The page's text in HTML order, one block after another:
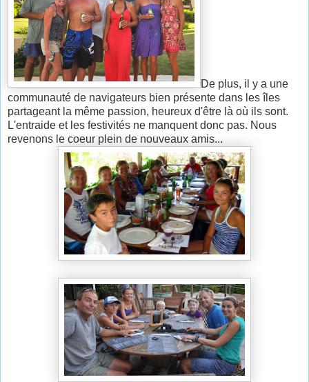
De plus, il y a une
communauté de navigateurs bien présente dans les îles
partageant la même passion, heureux d'être là où ils sont.
L'entraide et les festivités ne manquent donc pas. Nous
revenons le coeur plein de nouveaux amis...